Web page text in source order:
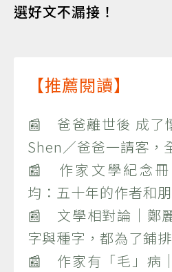
選好文不漏接！
【推薦閱讀】
📰 爸爸離世後 成了
Shen／爸爸一請客，
📰 作家文學紀念冊
均：五十年的作者和
📰 文學相對論｜鄭
字與種字，都為了鋪
📰 作家有「毛」病